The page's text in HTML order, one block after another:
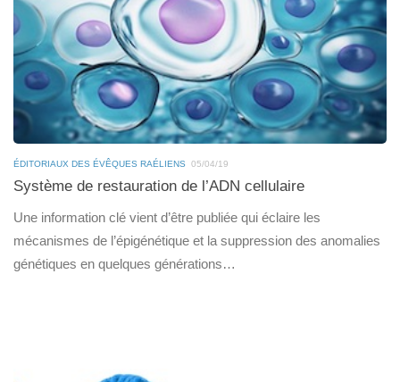
ÉDITORIAUX DES ÉVÊQUES RAÉLIENS 05/04/19
Système de restauration de l’ADN cellulaire
Une information clé vient d’être publiée qui éclaire les
mécanismes de l’épigénétique et la suppression des anomalies
génétiques en quelques générations…